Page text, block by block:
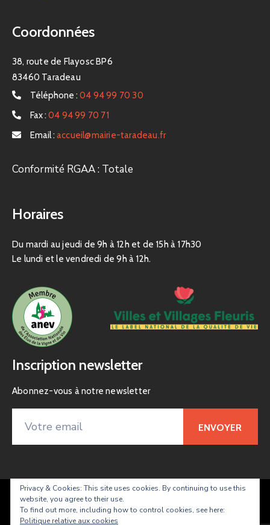
Coordonnées
38, route de Flayosc BP6
83460 Taradeau
Téléphone : 04 94 99 70 30
Fax : 04 94 99 70 71
Email : accueil@mairie-taradeau.fr
Conformité RGAA : Totale
Horaires
Du mardi au jeudi de 9h à 12h et de 15h à 17h30
Le lundi et le vendredi de 9h à 12h.
Inscription newsletter
Abonnez-vous à notre newsletter
Taradeau – site officiel de la commune
Privacy & Cookies: This site uses cookies. By continuing to use this
website, you agree to their use.
To find out more, including how to control cookies, see here:
Politique relative aux cookies